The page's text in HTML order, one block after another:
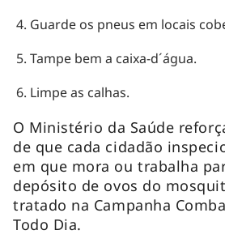
Guarde os pneus em locais
Tampe bem a caixa-d´água.
Limpe as calhas.
O Ministério da Saúde
de que cada cidadão
em que mora ou trabalha
depósito de ovos do
tratado na Campanha
Todo Dia.